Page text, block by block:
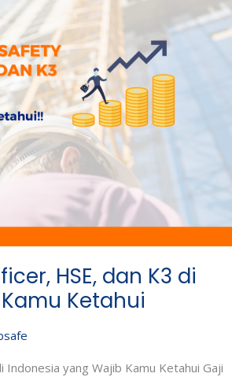
HSE, dan K3 di
Ketahui
Indonesia yang Wajib Kamu Ketahui Gaji